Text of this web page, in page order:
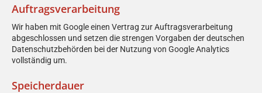
Auftragsverarbeitung
Wir haben mit Google einen Vertrag zur Auftragsverarbeitung
abgeschlossen und setzen die strengen Vorgaben der deutschen
Datenschutzbehörden bei der Nutzung von Google Analytics
vollständig um.
Speicherdauer